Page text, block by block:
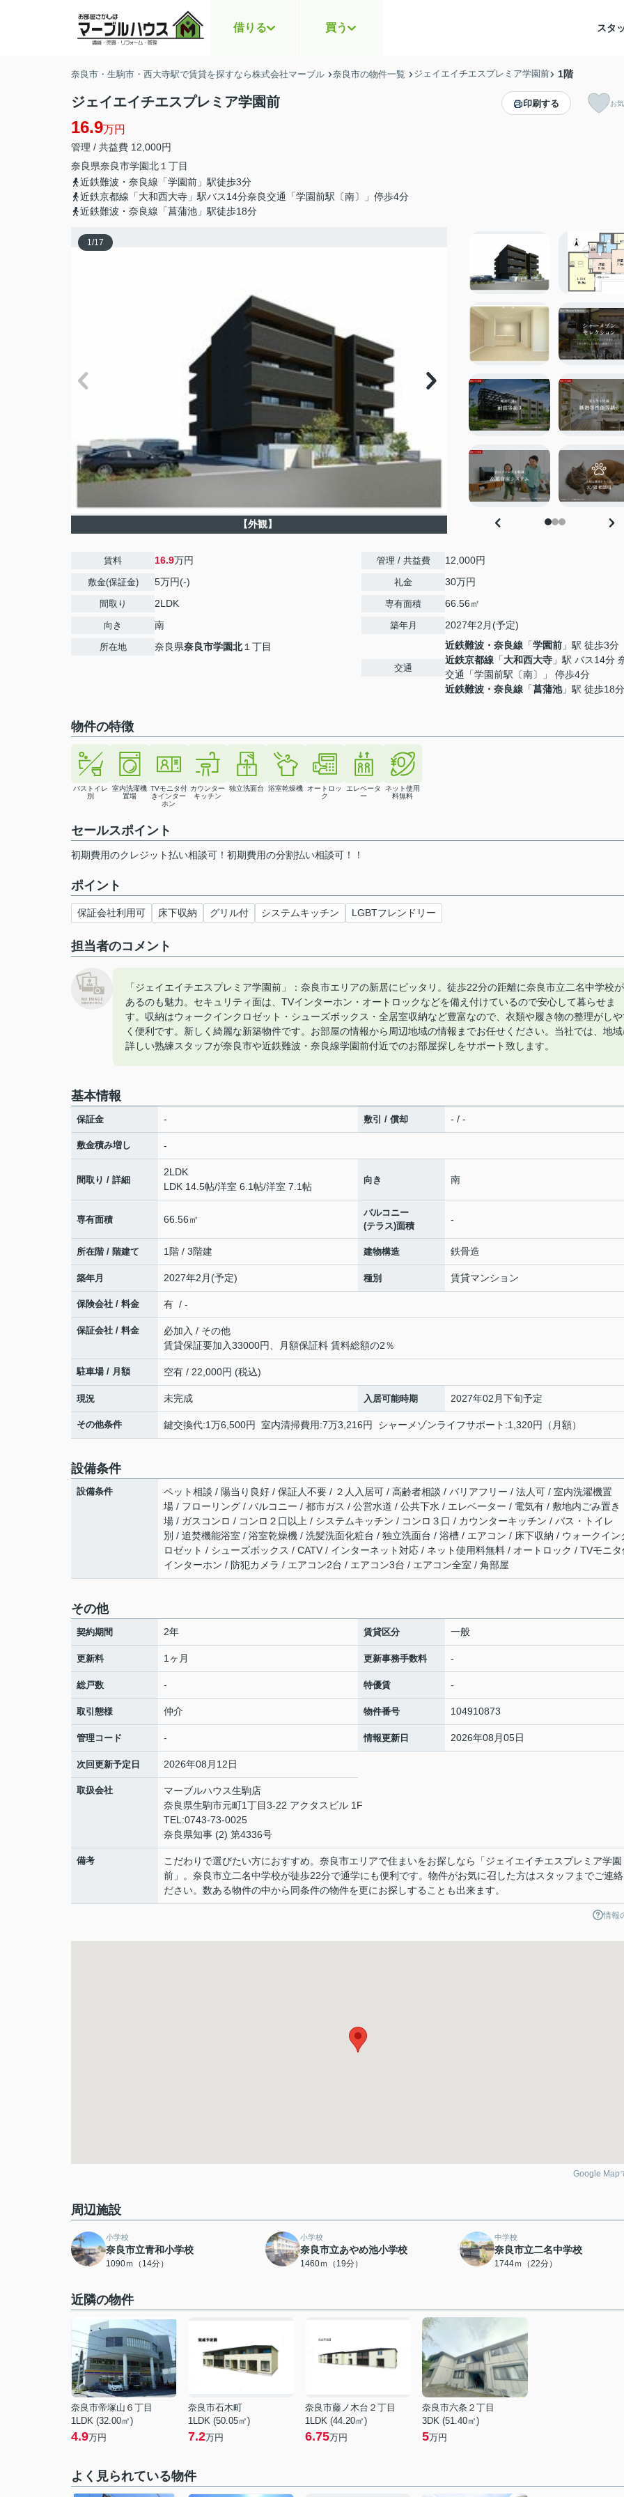
借りる 買う スタ
奈良市・生駒市・西大寺駅で賃貸を探すなら株式会社マーブル 奈良市の物件一覧 ジェイエイチエスプレミア学園前 1階
ジェイエイチエスプレミア学園前
16.9万円
管理 / 共益費 12,000円
奈良県奈良市学園北 １丁目
近鉄難波・奈良線「学園前」駅徒歩3分
近鉄京都線「大和西大寺」駅バス14分奈良交通「学園前駅〔南〕」停歩4分
近鉄難波・奈良線「菖蒲池」駅徒歩18分
印刷する お
1/17
【外観】
賃料 16.9万円
敷金(保証金) 5万円(-)
間取り 2LDK
向き 南
所在地 奈良県奈良市学園北１丁目
管理 / 共益費 12,000円
礼金 30万円
専有面積 66.56㎡
築年月 2027年2月(予定)
交通
近鉄難波・奈良線 「学園前 」駅 徒歩3分
近鉄京都線 「大和西大寺 」駅 バス14分
交通「学園前駅〔南〕」 停歩4分
近鉄難波・奈良線 「菖蒲池」駅 徒歩18分
物件の特徴
バストイレ
別
室内洗濯機
置場
TVモニタ付
きインター
ホン
カウンター
キッチン
独立洗面台 浴室乾燥機
オートロッ
ク
エレベータ
ー
ネット使用
料無料
セールスポイント
初期費用のクレジット払い相談可！初期費用の分割払い相談可！！
ポイント
保証会社利用可 床下収納 グリル付 システムキッチン LGBTフレンドリー
担当者のコメント
「ジェイエイチエスプレミア学園前」：奈良市エリアの新居にピッタリ。徒歩22分の距離に奈良市立二名中学校が
あるのも魅力。セキュリティ面は、TVインターホン・オートロックなどを備え付けているので安心して暮らせま
す。収納はウォークインクロゼット・シューズボックス・全居室収納など豊富なので、衣類や履き物の整理がし
く便利です。新しく綺麗な新築物件です。お部屋の情報から周辺地域の情報までお任せください。当社では、地
詳しい熟練スタッフが奈良市や近鉄難波・奈良線学園前付近でのお部屋探しをサポート致します。
基本情報
保証金 - 敷引 / 償却 - / -
敷金積み増し -
間取り / 詳細
2LDK
LDK 14.5帖/洋室 6.1帖/洋室 7.1帖
向き 南
専有面積 66.56㎡
バルコニー
(テラス)面積
-
所在階 / 階建て 1階 / 3階建 建物構造 鉄骨造
築年月 2027年2月(予定) 種別 賃貸マンション
保険会社 / 料金 有 / -
保証会社 / 料金
必加入 / その他
賃貸保証要加入33000円、月額保証料 賃料総額の2％
駐車場 / 月額 空有 / 22,000円 (税込)
現況 未完成 入居可能時期 2027年02月下旬予定
その他条件 鍵交換代:1万6,500円 室内清掃費用:7万3,216円 シャーメゾンライフサポート:1,320円（月額）
設備条件
設備条件
ペット相談 / 陽当り良好 / 保証人不要 / ２人入居可 / 高齢者相談 / バリアフリー / 法人可 / 室内洗濯機置
場 / フローリング / バルコニー / 都市ガス / 公営水道 / 公共下水 / エレベーター / 電気有 / 敷地内ごみ置き
場 / ガスコンロ / コンロ２口以上 / システムキッチン / コンロ３口 / カウンターキッチン / バス・トイレ
別 / 追焚機能浴室 / 浴室乾燥機 / 洗髪洗面化粧台 / 独立洗面台 / 浴槽 / エアコン / 床下収納 / ウォークイン
ロゼット / シューズボックス / CATV / インターネット対応 / ネット使用料無料 / オートロック / TVモニタ
インターホン / 防犯カメラ / エアコン2台 / エアコン3台 / エアコン全室 / 角部屋
その他
契約期間 2年 賃貸区分 一般
更新料 1ヶ月 更新事務手数料 -
総戸数 - 特優賃 -
取引態様 仲介 物件番号 104910873
管理コード - 情報更新日 2026年08月05日
次回更新予定日 2026年08月12日
取扱会社
マーブルハウス生駒店
奈良県生駒市元町1丁目3-22 アクタスビル 1F
TEL:0743-73-0025
奈良県知事 (2) 第4336号
備考
こだわりで選びたい方におすすめ。奈良市エリアで住まいをお探しなら「ジェイエイチエスプレミア学園
前」。奈良市立二名中学校が徒歩22分で通学にも便利です。物件がお気に召した方はスタッフまでご連
ださい。数ある物件の中から同条件の物件を更にお探しすることも出来ます。
情報
Google Map
周辺施設
小学校
奈良市立青和小学校
1090ｍ（14分）
小学校
奈良市立あやめ池小学校
1460ｍ（19分）
中学校
奈良市立二名中学校
1744ｍ（22分）
近隣の物件
奈良市帝塚山６丁目
1LDK (32.00㎡)
4.9万円
奈良市石木町
1LDK (50.05㎡)
7.2万円
奈良市藤ノ木台２丁目
1LDK (44.20㎡)
6.75万円
奈良市六条２丁目
3DK (51.40㎡)
5万円
よく見られている物件